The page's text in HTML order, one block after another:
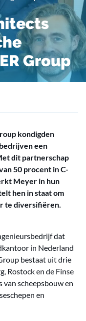
Group
kondigden
een
dit partnerschap
50 procent in C-
Meyer in hun
hen in staat om
te diversifiëren.
dat
in Nederland
bestaat uit drie
Rostock en de Finse
van scheepsbouw en
en